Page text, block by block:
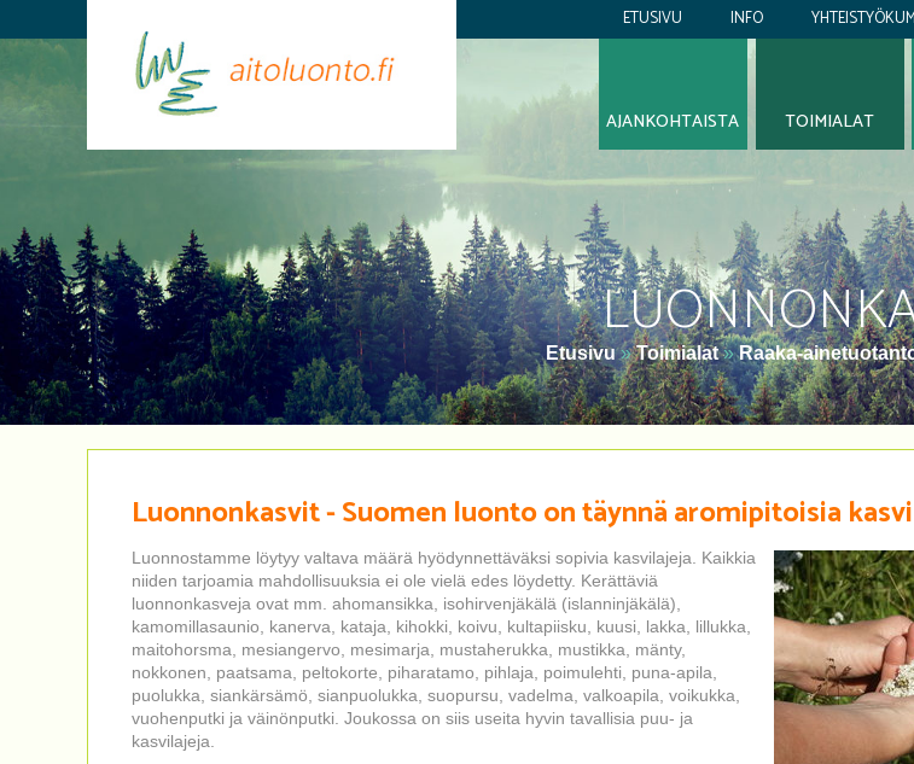
INFO
ETUSIVU
Etusivu»Toimialat »Raaka-
TOIMIALAT
AJANKOHTAISTA
Luonnonkasvit - Suomen luonto on täynnä aromipitoisia
Luonnostamme löytyy valtava määrä hyödynnettäväksi sopivia kasvilajeja. Kaikkia
niiden tarjoamia mahdollisuuksia ei ole vielä edes löydetty. Kerättäviä
luonnonkasveja ovat mm. ahomansikka, isohirvenjäkälä (islanninjäkälä),
kamomillasaunio, kanerva, kataja, kihokki, koivu, kultapiisku, kuusi, lakka, lillukka,
maitohorsma, mesiangervo, mesimarja, mustaherukka, mustikka, mänty,
nokkonen, paatsama, peltokorte, piharatamo, pihlaja, poimulehti, puna-apila,
puolukka, siankärsämö, sianpuolukka, suopursu, vadelma, valkoapila, voikukka,
vuohenputki ja väinönputki. Joukossa on siis useita hyvin tavallisia puu- ja
kasvilajeja.